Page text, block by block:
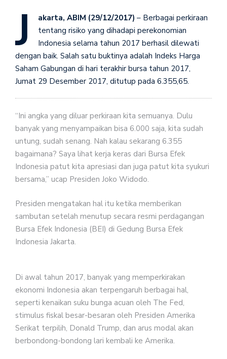
J akarta, ABIM (29/12/2017) – Berbagai perkiraan
tentang risiko yang dihadapi perekonomian
Indonesia selama tahun 2017 berhasil dilewati
dengan baik. Salah satu buktinya adalah Indeks Harga
Saham Gabungan di hari terakhir bursa tahun 2017,
Jumat 29 Desember 2017, ditutup pada 6.355,65.
“Ini angka yang diluar perkiraan kita semuanya. Dulu
banyak yang menyampaikan bisa 6.000 saja, kita sudah
untung, sudah senang. Nah kalau sekarang 6.355
bagaimana? Saya lihat kerja keras dari Bursa Efek
Indonesia patut kita apresiasi dan juga patut kita syukuri
bersama,” ucap Presiden Joko Widodo.
Presiden mengatakan hal itu ketika memberikan
sambutan setelah menutup secara resmi perdagangan
Bursa Efek Indonesia (BEI) di Gedung Bursa Efek
Indonesia Jakarta.
Di awal tahun 2017, banyak yang memperkirakan
ekonomi Indonesia akan terpengaruh berbagai hal,
seperti kenaikan suku bunga acuan oleh The Fed,
stimulus fiskal besar-besaran oleh Presiden Amerika
Serikat terpilih, Donald Trump, dan arus modal akan
berbondong-bondong lari kembali ke Amerika.